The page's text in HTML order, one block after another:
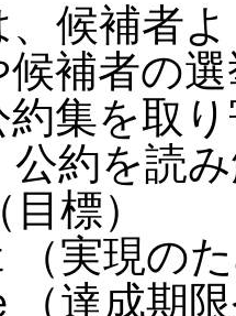
、候補者
補者の
約集を取
公約を読
標）
実現の
達成期